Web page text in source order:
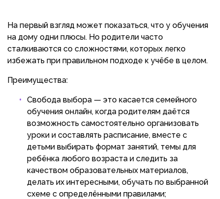
На первый взгляд может показаться, что у обучения
на дому одни плюсы. Но родители часто
сталкиваются со сложностями, которых легко
избежать при правильном подходе к учёбе в целом.
Преимущества:
Свобода выбора — это касается семейного
обучения онлайн, когда родителям даётся
возможность самостоятельно организовать
уроки и составлять расписание, вместе с
детьми выбирать формат занятий, темы для
ребёнка любого возраста и следить за
качеством образовательных материалов,
делать их интересными, обучать по выбранной
схеме с определёнными правилами;